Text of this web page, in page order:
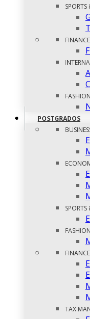
FINANCE
POSTGRADOS
FINANCE
TAX